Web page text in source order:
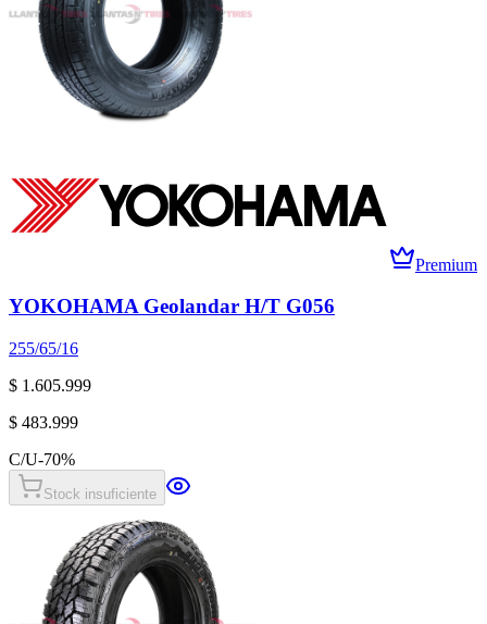
Premium
YOKOHAMA Geolandar H/T G056
255/65/16
$ 1.605.999
$ 483.999
C/U-70%
Stock insuficiente